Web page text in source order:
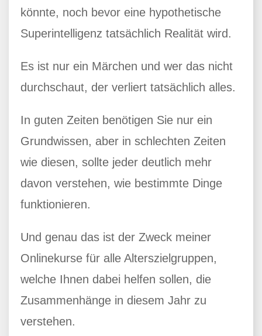
könnte, noch bevor eine hypothetische
Superintelligenz tatsächlich Realität wird.
Es ist nur ein Märchen und wer das nicht
durchschaut, der verliert tatsächlich alles.
In guten Zeiten benötigen Sie nur ein
Grundwissen, aber in schlechten Zeiten
wie diesen, sollte jeder deutlich mehr
davon verstehen, wie bestimmte Dinge
funktionieren.
Und genau das ist der Zweck meiner
Onlinekurse für alle Alterszielgruppen,
welche Ihnen dabei helfen sollen, die
Zusammenhänge in diesem Jahr zu
verstehen.